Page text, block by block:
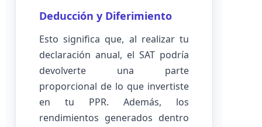
Deducción y Diferimiento
Esto significa que, al realizar tu
declaración anual, el SAT podría
devolverte una parte
proporcional de lo que invertiste
en tu PPR. Además, los
rendimientos generados dentro